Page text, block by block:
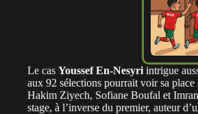
Le cas Youssef En-Nesyri intrigue
aux 92 sélections pourrait voir sa place
Hakim Ziyech, Sofiane Boufal et
stage, à l’inverse du premier, auteur